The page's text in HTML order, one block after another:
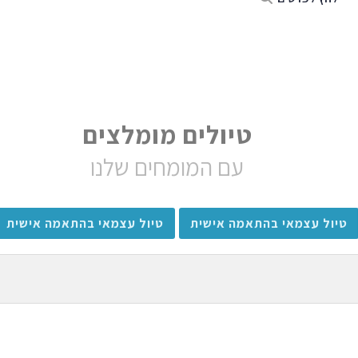
טיולים מומלצים
עם המומחים שלנו
טיול עצמאי בהתאמה אישית טיול עצמאי בהתאמה אישית